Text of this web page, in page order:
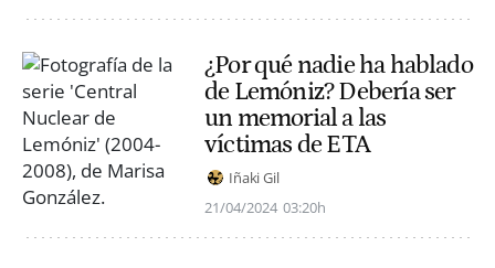
¿Por qué nadie ha hablado
de Lemóniz? Debería ser
un memorial a las
víctimas de ETA
Iñaki Gil
21/04/2024 03:20h